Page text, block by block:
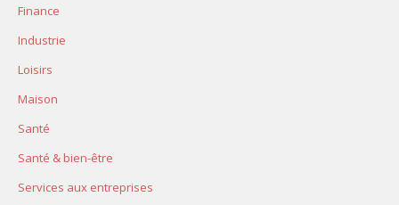
Finance
Industrie
Loisirs
Maison
Santé
Santé & bien-être
Services aux entreprises